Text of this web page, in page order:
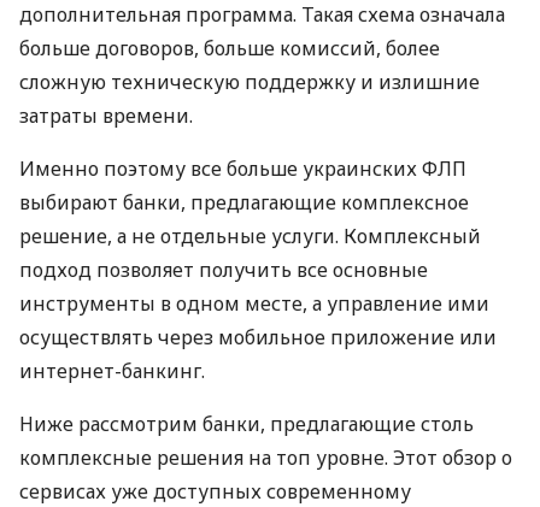
дополнительная программа. Такая схема означала
больше договоров, больше комиссий, более
сложную техническую поддержку и излишние
затраты времени.
Именно поэтому все больше украинских ФЛП
выбирают банки, предлагающие комплексное
решение, а не отдельные услуги. Комплексный
подход позволяет получить все основные
инструменты в одном месте, а управление ими
осуществлять через мобильное приложение или
интернет-банкинг.
Ниже рассмотрим банки, предлагающие столь
комплексные решения на топ уровне. Этот обзор о
сервисах уже доступных современному